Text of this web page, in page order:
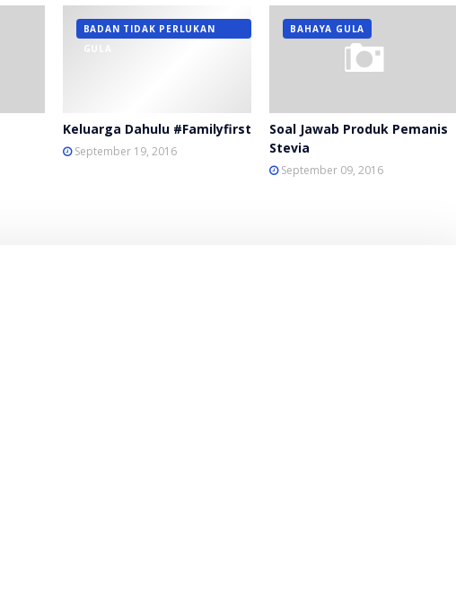
BADAN TIDAK PERLUKAN
GULA
Keluarga Dahulu #Familyfirst
September 19, 2016
BAHAYA GULA
Soal Jawab Produk Pemanis
Stevia
September 09, 2016